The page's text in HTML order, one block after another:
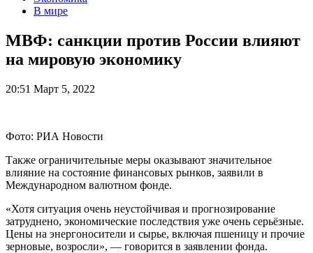
В мире
МВФ: санкции против России влияют
на мировую экономику
20:51 Март 5, 2022
Фото: РИА Новости
Также ограничительные меры оказывают значительное
влияние на состояние финансовых рынков, заявили в
Международном валютном фонде.
«Хотя ситуация очень неустойчивая и прогнозирование
затруднено, экономические последствия уже очень серьёзные.
Цены на энергоносители и сырье, включая пшеницу и прочие
зерновые, возросли», — говорится в заявлении фонда.